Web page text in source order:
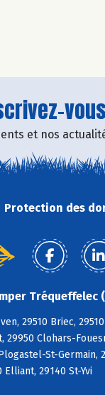
et nos
Protection des
Tréqueffelec
29510 Briec,
Clohars-
St-
29140 St-Yvi